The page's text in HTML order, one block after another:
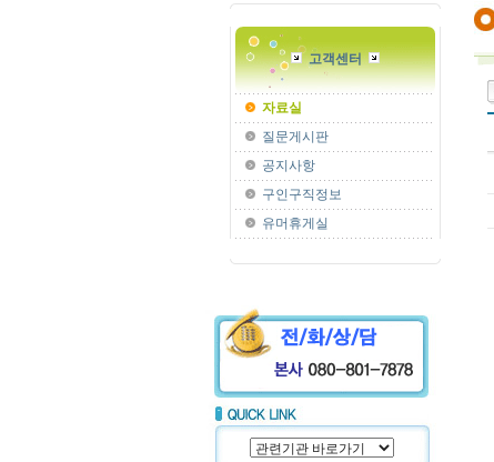
고객센터
자료실
질문게시판
공지사항
구인구직정보
유머휴게실